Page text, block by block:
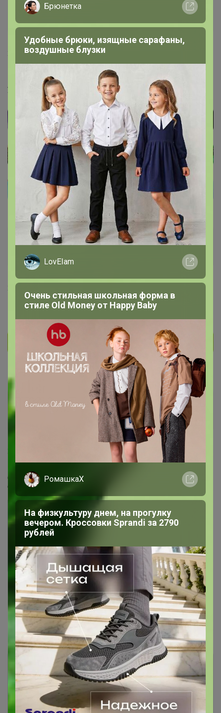
Glamkat
22 ноября, 2021 09:10
, Доброе, если это про пчелок, то там на сайте
уже окончательная акционная цена на нее скидок нет
angelkat
22 ноября, 2021 09:13
Glamkat, все ясно, спасибо!
киви киви
Добрый день, подскажите у этой тарелки цвет
бирюзовый или голубой
1 2
Показаны записи1-10из17.
Брюнетка
Удобные брюки, изящные сарафаны,
воздушные блузки
LovEIam
Очень стильная школьная форма в
стиле Old Money от Нappy Вaby
РомашкаХ
На физкультуру днем, на прогулку
вечером. Кроссовки Sprandi за 2790
рублей